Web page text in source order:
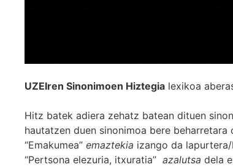
UZEIren Sinonimoen Hiztegia lexikoa
Hitz batek adiera zehatz batean dituen
hautatzen duen sinonimoa bere
“Emakumea” emaztekia izango da
“Pertsona elezuria, itxuratia” azalutsa dela